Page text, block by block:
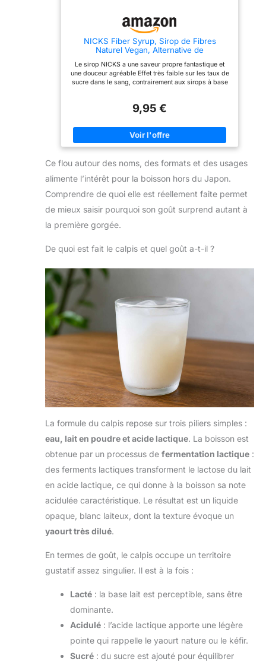
NICKS Fiber Syrup, Sirop de Fibres
Naturel Vegan, Alternative de
Le sirop NICKS a une saveur propre fantastique et
une douceur agréable Effet très faible sur les taux de
sucre dans le sang, contrairement aux sirops à base
sirop dans la cuisson et l'édulcorant, donne la
édulcorer smoothies, céréales, desserts et bien plus
encore Convient aux végétaliens, aux régimes à
faible teneur en glucides, au régime keto et populaire
9,95 €
Ce flou autour des noms, des formats et des usages
alimente l’intérêt pour la boisson hors du Japon.
Comprendre de quoi elle est réellement faite permet
de mieux saisir pourquoi son goût surprend autant à
la première gorgée.
De quoi est fait le calpis et quel goût a-t-il ?
La formule du calpis repose sur trois piliers simples :
eau, lait en poudre et acide lactique. La boisson est
obtenue par un processus de fermentation lactique :
des ferments lactiques transforment le lactose du lait
en acide lactique, ce qui donne à la boisson sa note
acidulée caractéristique. Le résultat est un liquide
opaque, blanc laiteux, dont la texture évoque un
yaourt très dilué.
En termes de goût, le calpis occupe un territoire
gustatif assez singulier. Il est à la fois :
Lacté : la base lait est perceptible, sans être
dominante.
Acidulé : l’acide lactique apporte une légère
pointe qui rappelle le yaourt nature ou le kéfir.
Sucré : du sucre est ajouté pour équilibrer